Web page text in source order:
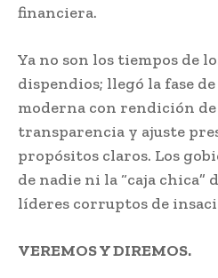
financiera.
Ya no son los tiempos de
dispendios; llegó la fase
moderna con rendición de
transparencia y ajuste
propósitos claros. Los
de nadie ni la “caja chica”
líderes corruptos de
VEREMOS Y DIREMOS.